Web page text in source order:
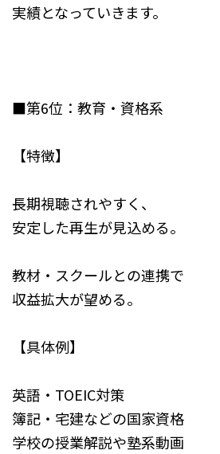
実績となっていきます。
■第6位：教育・資格系
【特徴】
長期視聴されやすく、
安定した再生が見込める。
教材・スクールとの連携で
収益拡大が望める。
【具体例】
英語・TOEIC対策
簿記・宅建などの国家資格
学校の授業解説や塾系動画